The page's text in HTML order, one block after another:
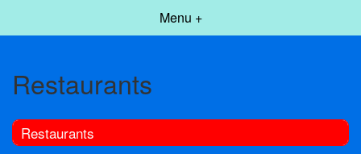
Menu +
Restaurants
Restaurants